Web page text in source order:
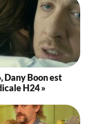
Dany Boon est
H24 »